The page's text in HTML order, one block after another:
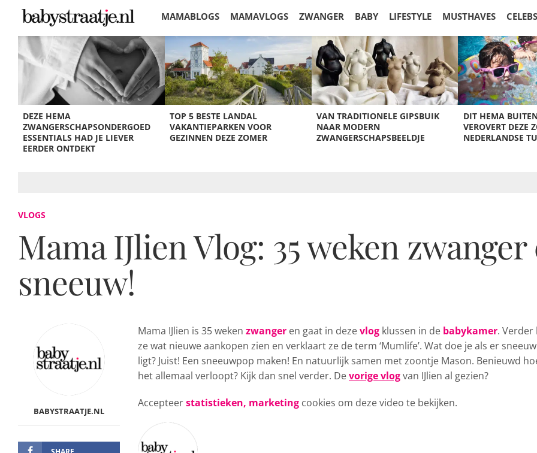
MAMABLOGS MAMAVLOGS ZWANGER BABY LIFESTYLE MUSTHAVES CELEBS
KORTINGEN
DEZE HEMA
ZWANGERSCHAPSONDERGOED
ESSENTIALS HAD JE LIEVER
EERDER ONTDEKT
TOP 5 BESTE LANDAL
VAKANTIEPARKEN VOOR
GEZINNEN DEZE ZOMER
VAN TRADITIONELE GIPSBUIK
NAAR MODERN
ZWANGERSCHAPSBEELDJE
DIT HEMA
VEROVERT DEZE
NEDERLANDSE
VLOGS
Mama IJlien Vlog: 35 weken
sneeuw!
BABYSTRAATJE.NL
Mama IJlien is 35 weken zwanger en gaat in dezevlog klussen in de babykamer. Verder
ze wat nieuwe aankopen zien en verklaart ze de term ‘Mumlife’. Wat doe je als er sneeuw
ligt? Juist! Een sneeuwpop maken! En natuurlijk samen met zoontje Mason. Benieuwd
het allemaal verloopt? Kijk dan snel verder. Devorige vlogvan IJlien al gezien?
Accepteerstatistieken, marketing cookies om deze video te bekijken.